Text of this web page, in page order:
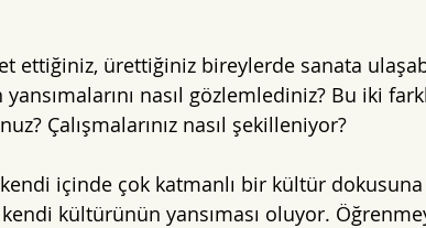
ettiğiniz, ürettiğiniz bireylerde sanata
nasıl gözlemlediniz? Bu iki
Çalışmalarınız nasıl şekilleniyor?
içinde çok katmanlı bir kültür
kültürünün yansıması oluyor.